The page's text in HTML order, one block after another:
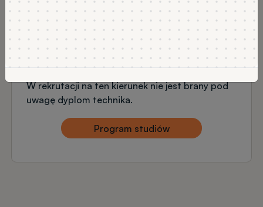
Program studiów
matematyka (podstawa lub rozszerzenie)
język angielski (min 60% z rozszerzenia)
PRZEDMIOTY DODATKOWE
fizyka chemia informatyka
W rekrutacji na ten kierunek nie jest brany pod
uwagę dyplom technika.